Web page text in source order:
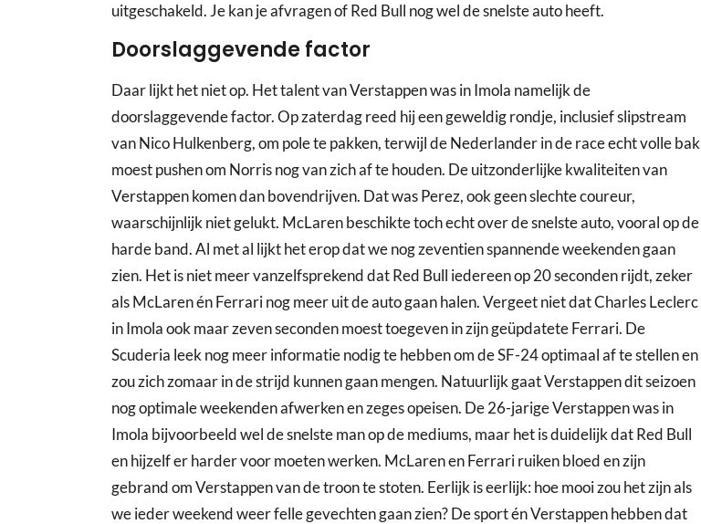
uitgeschakeld. Je kan je afvragen of Red Bull nog wel de snelste auto heeft.
Doorslaggevende factor
Daar lijkt het niet op. Het talent van Verstappen was in Imola namelijk de
doorslaggevende factor. Op zaterdag reed hij een geweldig rondje, inclusief slipstream
van Nico Hulkenberg, om pole te pakken, terwijl de Nederlander in de race echt volle bak
moest pushen om Norris nog van zich af te houden. De uitzonderlijke kwaliteiten van
Verstappen komen dan bovendrijven. Dat was Perez, ook geen slechte coureur,
waarschijnlijk niet gelukt. McLaren beschikte toch echt over de snelste auto, vooral op de
harde band. Al met al lijkt het erop dat we nog zeventien spannende weekenden gaan
zien. Het is niet meer vanzelfsprekend dat Red Bull iedereen op 20 seconden rijdt, zeker
als McLaren én Ferrari nog meer uit de auto gaan halen. Vergeet niet dat Charles Leclerc
in Imola ook maar zeven seconden moest toegeven in zijn geüpdatete Ferrari. De
Scuderia leek nog meer informatie nodig te hebben om de SF-24 optimaal af te stellen en
zou zich zomaar in de strijd kunnen gaan mengen. Natuurlijk gaat Verstappen dit seizoen
nog optimale weekenden afwerken en zeges opeisen. De 26-jarige Verstappen was in
Imola bijvoorbeeld wel de snelste man op de mediums, maar het is duidelijk dat Red Bull
en hijzelf er harder voor moeten werken. McLaren en Ferrari ruiken bloed en zijn
gebrand om Verstappen van de troon te stoten. Eerlijk is eerlijk: hoe mooi zou het zijn als
we ieder weekend weer felle gevechten gaan zien? De sport én Verstappen hebben dat